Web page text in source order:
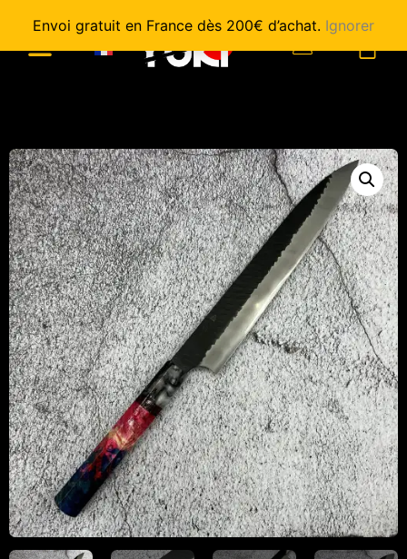
Envoi gratuit en France dès 200€ d’achat. Ignorer